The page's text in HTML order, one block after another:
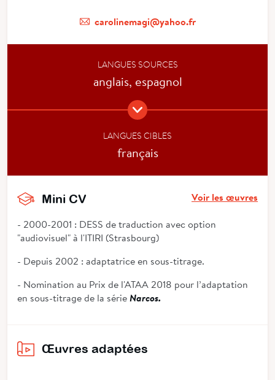
carolinemagi@yahoo.fr
LANGUES SOURCES
anglais, espagnol
LANGUES CIBLES
français
Mini CV Voir les œuvres
- 2000-2001 : DESS de traduction avec option
"audiovisuel" à l'ITIRI (Strasbourg)
- Depuis 2002 : adaptatrice en sous-titrage.
- Nomination au Prix de l'ATAA 2018 pour l’adaptation
en sous-titrage de la sérieNarcos.
Œuvres adaptées